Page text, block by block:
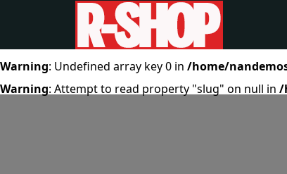
Warning: Undefined array key 0 in /home/
Warning: Attempt to read property "slug" on null in /